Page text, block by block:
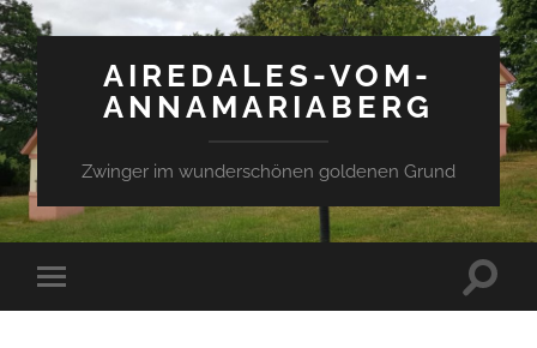
AIREDALES-VOM-
ANNAMARIABERG
Zwinger im wunderschönen goldenen Grund
Mobile-
Menü